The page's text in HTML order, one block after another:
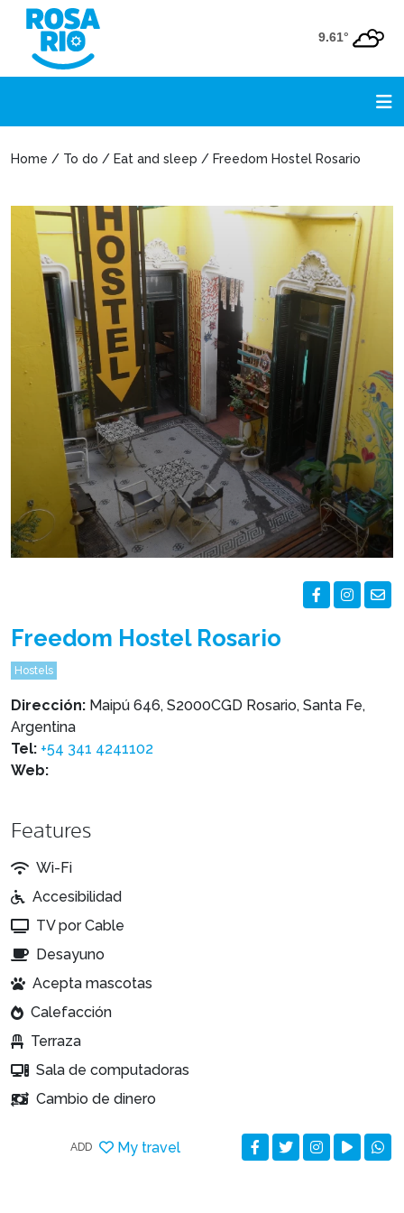
9.61°
Home / To do / Eat and sleep / Freedom Hostel Rosario
Freedom Hostel Rosario
Hostels
Dirección: Maipú 646, S2000CGD Rosario, Santa Fe,
Argentina
Tel: +54 341 4241102
Web:
Features
Wi-Fi
Accesibilidad
TV por Cable
Desayuno
Acepta mascotas
Calefacción
Terraza
Sala de computadoras
Cambio de dinero
ADD My travel